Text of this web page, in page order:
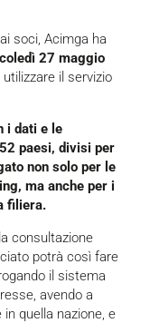
soci, Acimga ha
27 maggio
utilizzare il servizio
i dati e le
paesi, divisi per
non solo per le
ma anche per i
filiera.
consultazione
potrà così fare
il sistema
avendo a
quella nazione, e